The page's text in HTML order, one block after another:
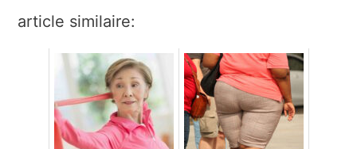
article similaire: